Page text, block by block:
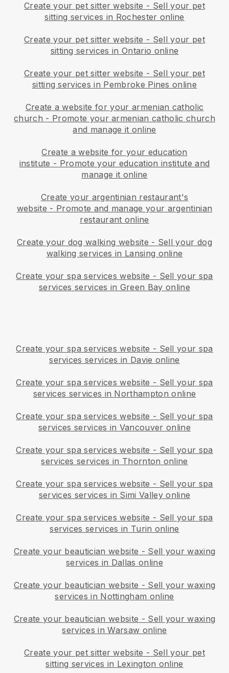
Create your pet sitter website - Sell your pet
sitting services in Rochester online
Create your pet sitter website - Sell your pet
sitting services in Ontario online
Create your pet sitter website - Sell your pet
sitting services in Pembroke Pines online
Create a website for your armenian catholic
church - Promote your armenian catholic church
and manage it online
Create a website for your education
institute - Promote your education institute and
manage it online
Create your argentinian restaurant's
website - Promote and manage your argentinian
restaurant online
Create your dog walking website - Sell your dog
walking services in Lansing online
Create your spa services website - Sell your spa
services services in Green Bay online
Create your spa services website - Sell your spa
services services in Davie online
Create your spa services website - Sell your spa
services services in Northampton online
Create your spa services website - Sell your spa
services services in Vancouver online
Create your spa services website - Sell your spa
services services in Thornton online
Create your spa services website - Sell your spa
services services in Simi Valley online
Create your spa services website - Sell your spa
services services in Turin online
Create your beautician website - Sell your waxing
services in Dallas online
Create your beautician website - Sell your waxing
services in Nottingham online
Create your beautician website - Sell your waxing
services in Warsaw online
Create your pet sitter website - Sell your pet
sitting services in Lexington online